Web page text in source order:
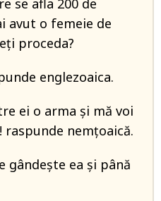
se afla 200 de
avut o femeie de
proceda?
englezoaica.
ei o arma și mă voi
nemțoaică.
gândește ea și până